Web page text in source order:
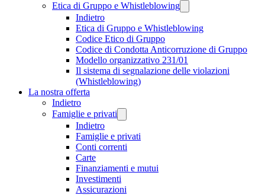
Etica di Gruppo e Whistleblowing
Indietro
Etica di Gruppo e Whistleblowing
Codice Etico di Gruppo
Codice di Condotta Anticorruzione di Gruppo
Modello organizzativo 231/01
Il sistema di segnalazione delle violazioni
(Whistleblowing)
La nostra offerta
Indietro
Famiglie e privati
Indietro
Famiglie e privati
Conti correnti
Carte
Finanziamenti e mutui
Investimenti
Assicurazioni